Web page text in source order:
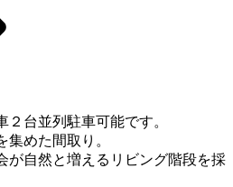
台並列駐車可能です。
めた間取り。
が自然と増えるリビング階段を採